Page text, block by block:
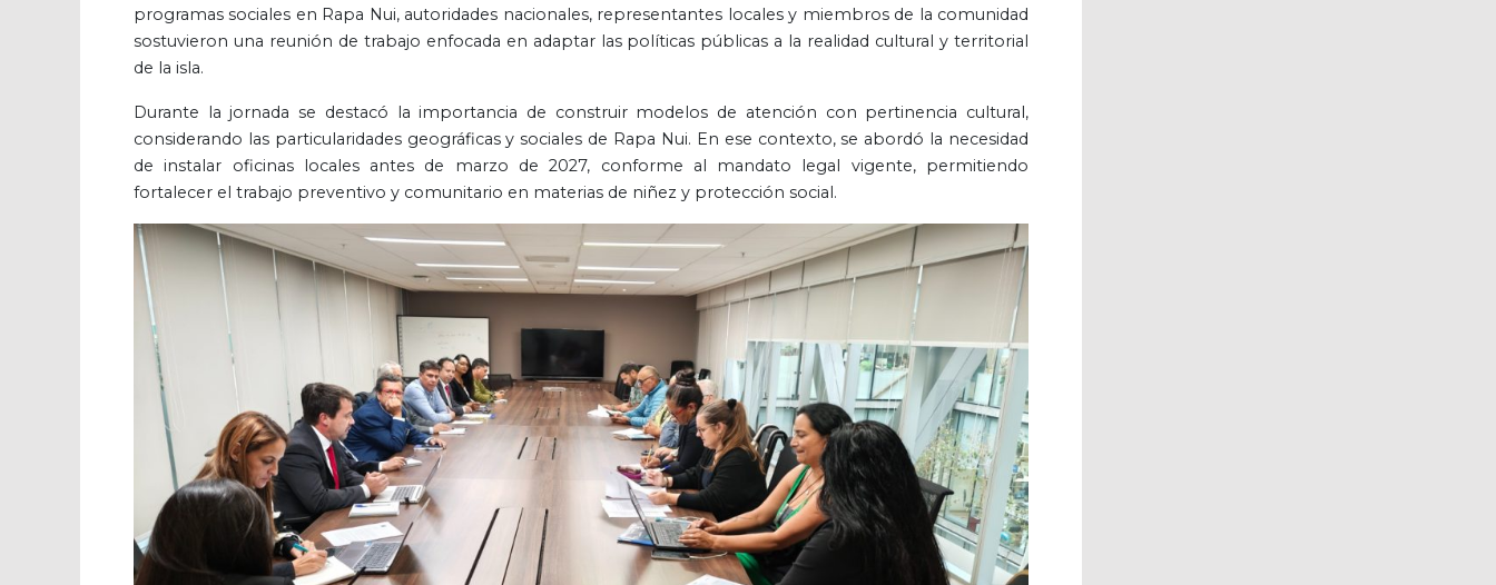
programas sociales en Rapa Nui, autoridades nacionales, representantes locales y miembros de la comunidad
sostuvieron una reunión de trabajo enfocada en adaptar las políticas públicas a la realidad cultural y territorial
de la isla.
Durante la jornada se destacó la importancia de construir modelos de atención con pertinencia cultural,
considerando las particularidades geográficas y sociales de Rapa Nui. En ese contexto, se abordó la necesidad
de instalar oficinas locales antes de marzo de 2027, conforme al mandato legal vigente, permitiendo
fortalecer el trabajo preventivo y comunitario en materias de niñez y protección social.